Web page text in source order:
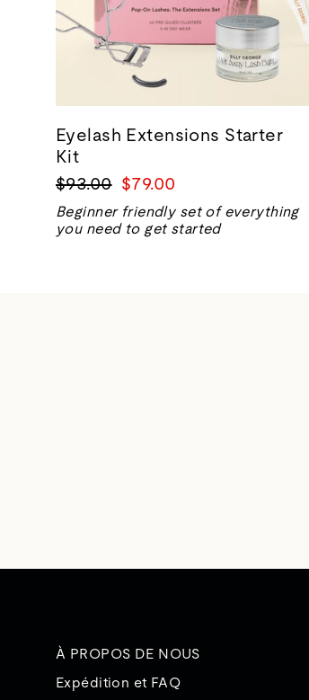
Eyelash Extensions Starter
Kit
Prix
normal
$93.00 Prix
de
vente
$79.00
Beginner friendly set of everything
you need to get started
À PROPOS DE NOUS
Expédition et FAQ